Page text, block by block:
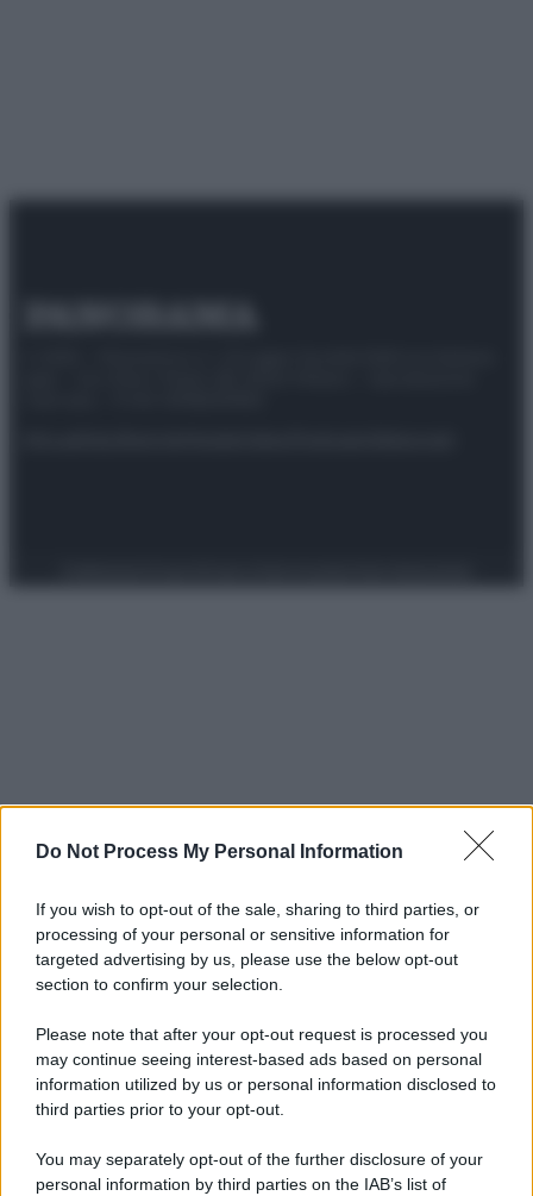
Do Not Process My Personal Information
If you wish to opt-out of the sale, sharing to third parties, or
processing of your personal or sensitive information for
targeted advertising by us, please use the below opt-out
section to confirm your selection.
Please note that after your opt-out request is processed you
may continue seeing interest-based ads based on personal
information utilized by us or personal information disclosed to
third parties prior to your opt-out.
You may separately opt-out of the further disclosure of your
personal information by third parties on the IAB’s list of